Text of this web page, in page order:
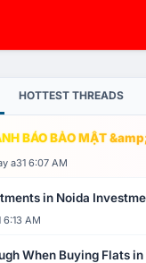
HOTTEST THREADS
BÁO BẢO MẬT
a31 6:07 AM
in Noida
6:13 AM
When Buying Flats